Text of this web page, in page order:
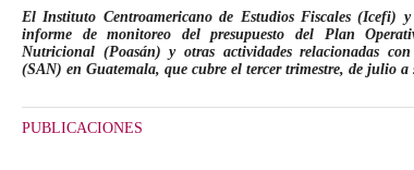
El Instituto Centroamericano de Estudios Fiscales (Icefi)
informe de monitoreo del presupuesto del Plan
Nutricional (Poasán) y otras actividades relacionadas
(SAN) en Guatemala, que cubre el tercer trimestre, de julio a
PUBLICACIONES